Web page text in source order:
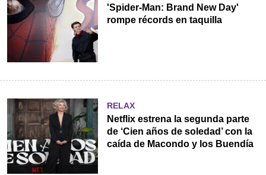
'Spider-Man: Brand New Day'
rompe récords en taquilla
RELAX
Netflix estrena la segunda parte
de ‘Cien años de soledad’ con la
caída de Macondo y los Buendía